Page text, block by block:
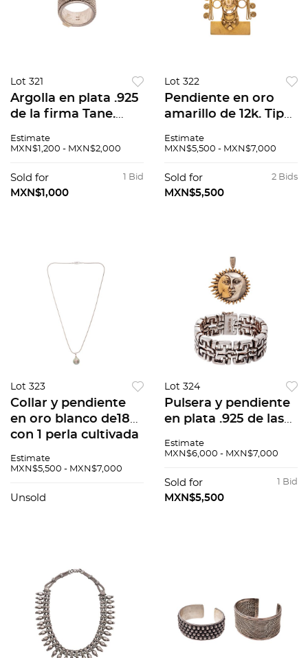
Lot 321
Argolla en plata .925
de la firma Tane.
Estimate
MXN$1,200 - MXN$2,000
1 Bid
Sold for
MXN$1,000
Lot 322
Pendiente en oro
amarillo de 12k. Tipo
Estimate
MXN$5,500 - MXN$7,000
2 Bids
Sold for
MXN$5,500
Lot 323
Collar y pendiente
en oro blanco de18k
con 1 perla cultivada
g.
Estimate
MXN$5,500 - MXN$7,000
Unsold
Lot 324
Pulsera y pendiente
en plata .925 de las
Bustamante. Peso:
Estimate
MXN$6,000 - MXN$7,000
1 Bid
Sold for
MXN$5,500